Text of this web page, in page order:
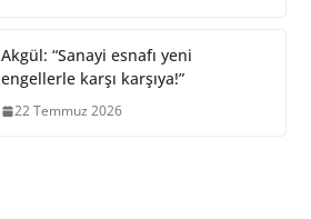
Akgül: “Sanayi esnafı yeni
engellerle karşı karşıya!”
22 Temmuz 2026